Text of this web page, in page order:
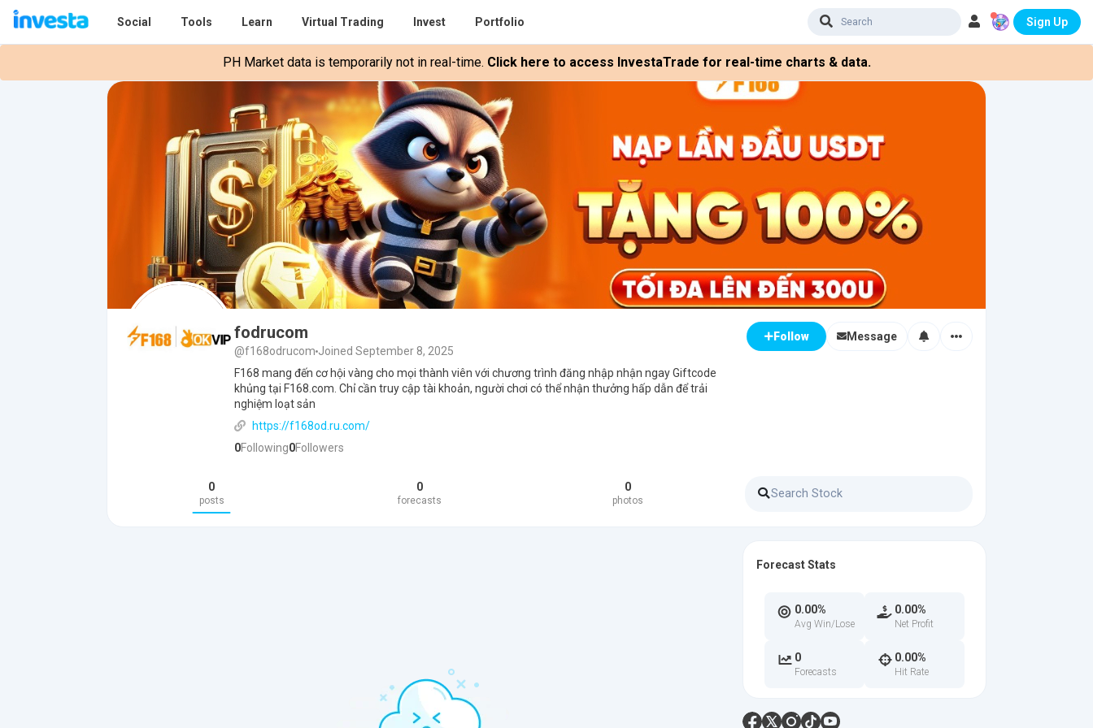
Social Tools Learn Virtual Trading Invest Portfolio Sign Up
PH Market data is temporarily not in real-time. Click here to access InvestaTrade for real-time charts & data.
fodrucom
@f168odrucom Joined September 8, 2025
F168 mang đến cơ hội vàng cho mọi thành viên với chương trình đăng nhập nhận ngay Giftcode
khủng tại F168.com. Chỉ cần truy cập tài khoản, người chơi có thể nhận thưởng hấp dẫn để trải
nghiệm loạt sản
https://f168od.ru.com/
0Following0Followers
Follow Message
0
posts
0
forecasts
0
photos
Forecast Stats
0.00%
Avg Win/Lose
0.00%
Net Profit
0
Forecasts
0.00%
Hit Rate